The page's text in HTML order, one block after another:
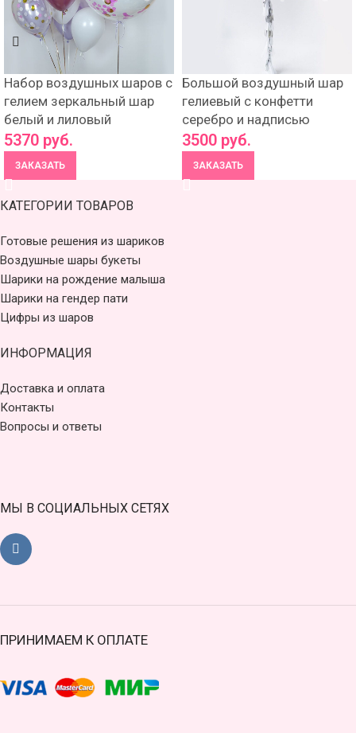
Набор воздушных шаров с
гелием зеркальный шар
белый и лиловый
5370 руб.
ЗАКАЗАТЬ
Большой воздушный шар
гелиевый с конфетти
серебро и надписью
3500 руб.
ЗАКАЗАТЬ
КАТЕГОРИИ ТОВАРОВ
Готовые решения из шариков
Воздушные шары букеты
Шарики на рождение малыша
Шарики на гендер пати
Цифры из шаров
ИНФОРМАЦИЯ
Доставка и оплата
Контакты
Вопросы и ответы
МЫ В СОЦИАЛЬНЫХ СЕТЯХ
ПРИНИМАЕМ К ОПЛАТЕ